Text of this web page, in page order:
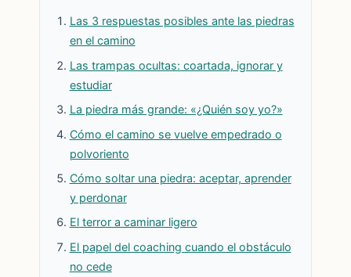
Las 3 respuestas posibles ante las piedras
en el camino
Las trampas ocultas: coartada, ignorar y
estudiar
La piedra más grande: «¿Quién soy yo?»
Cómo el camino se vuelve empedrado o
polvoriento
Cómo soltar una piedra: aceptar, aprender
y perdonar
El terror a caminar ligero
El papel del coaching cuando el obstáculo
no cede